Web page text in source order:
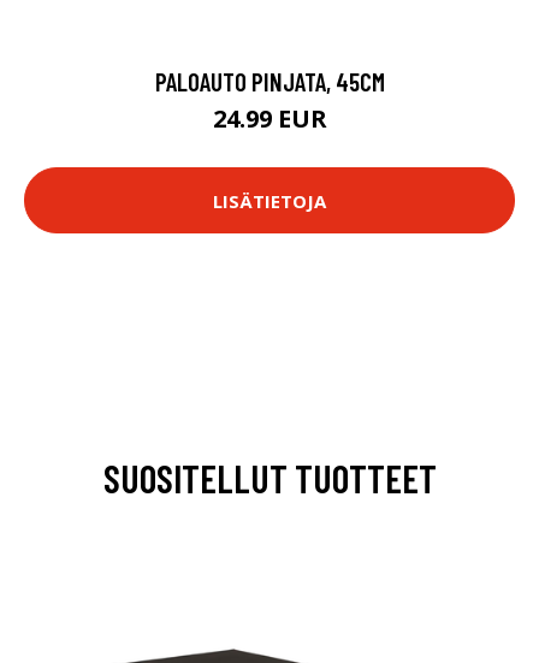
PALOAUTO PINJATA, 45CM
24.99 EUR
LISÄTIETOJA
SUOSITELLUT TUOTTEET